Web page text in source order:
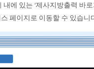
내에 있는 ‘제사지방출력 바
페이지로 이동할 수 있습니